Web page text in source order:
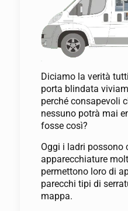
Diciamo la verità
porta blindata
perché consapevoli
nessuno potrà mai
fosse così?
Oggi i ladri possono
apparecchiature
permettono loro di
parecchi tipi di
mappa.